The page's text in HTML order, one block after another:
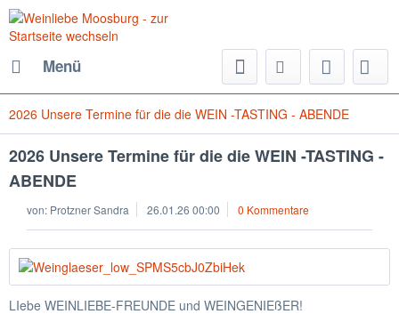
Menü
2026 Unsere Termine für die die WEIN -TASTING - ABENDE
2026 Unsere Termine für die die WEIN -TASTING -
ABENDE
von: Protzner Sandra 26.01.26 00:00 0 Kommentare
LIebe WEINLIEBE-FREUNDE und WEINGENIEßER!